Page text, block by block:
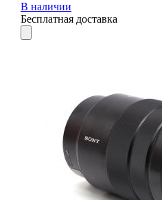
В наличии
Бесплатная доставка